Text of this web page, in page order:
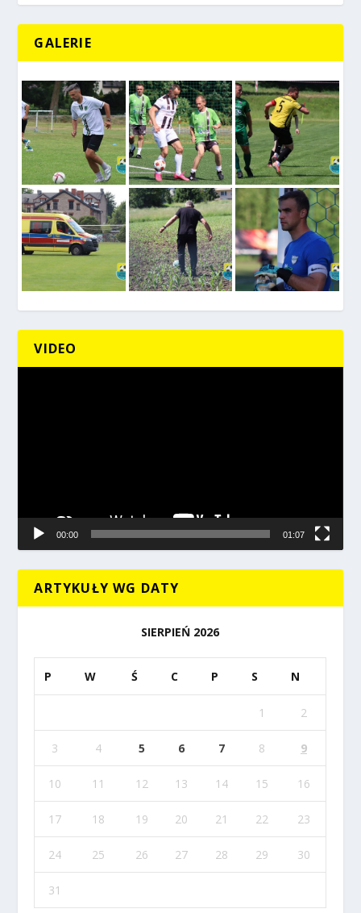
GALERIE
VIDEO
00:00 01:07
ARTYKUŁY WG DATY
SIERPIEŃ 2026
P W Ś C P S N
1 2
3 4 5 6 7 8 9
10 11 12 13 14 15 16
17 18 19 20 21 22 23
24 25 26 27 28 29 30
31